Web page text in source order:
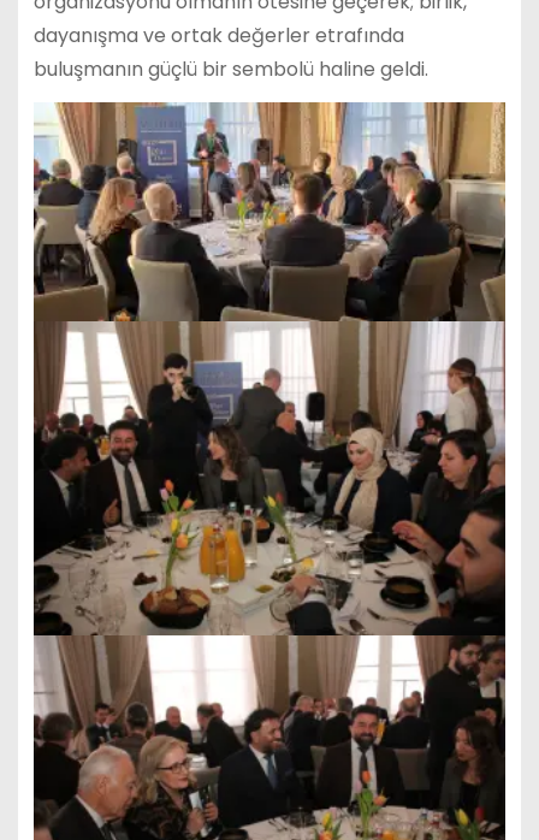
dayanışma ve ortak değerler etrafında
buluşmanın güçlü bir sembolü haline geldi.